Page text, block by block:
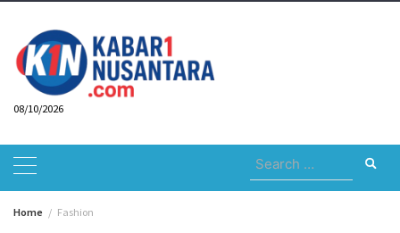
content
08/10/2026
Search
for:
Home Fashion